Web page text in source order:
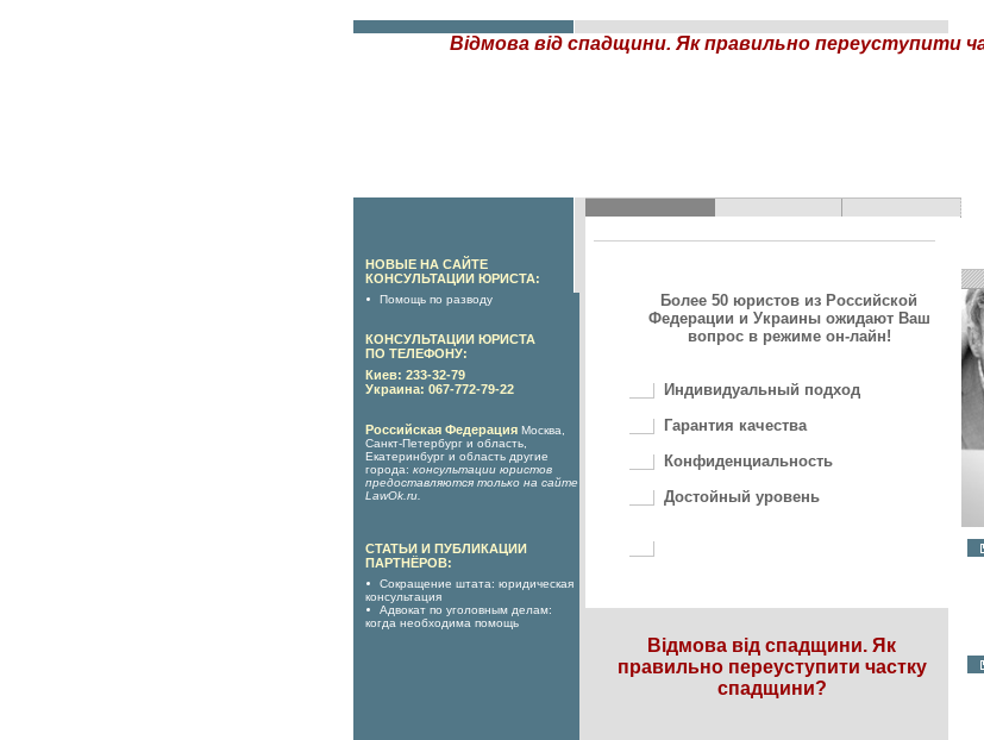
Відмова від спадщини. Як правильно переуступити
НОВЫЕ НА САЙТЕ
КОНСУЛЬТАЦИИ ЮРИСТА:
Помощь по разводу
КОНСУЛЬТАЦИИ ЮРИСТА
ПО ТЕЛЕФОНУ:
Киев: 233-32-79
Украина: 067-772-79-22
Российская Федерация Москва,
Санкт-Петербург и область,
Екатеринбург и область другие
города: консультации юристов
предоставляются только на сайте
LawOk.ru
СТАТЬИ И ПУБЛИКАЦИИ
ПАРТНЁРОВ:
Сокращение штата: юридическая
консультация
Адвокат по уголовным делам:
когда необходима помощь
Более 50 юристов из Российской
Федерации и Украины ожидают Ваш
вопрос в режиме он-лайн!
Индивидуальный подход
Гарантия качества
Конфиденциальность
Достойный уровень
Відмова від спадщини. Як
правильно переуступити частку
спадщини?